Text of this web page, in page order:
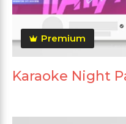
Premium
Karaoke Night